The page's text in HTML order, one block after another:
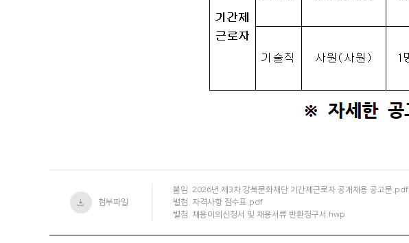
첨부파일
붙임. 2026년 제3차 강북문화재단 기간제근로자 공개채용 공고문.pdf
별첨. 자격사항 점수표.pdf
별첨. 채용이의신청서 및 채용서류 반환청구서.hwp